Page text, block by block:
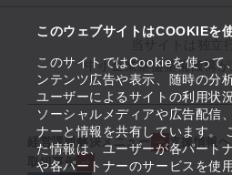
このウェブサイトはCOOKIEを
このサイトではCookieを使って
ンテンツ広告や表示、随時の分
ユーザーによるサイトの利用状
ソーシャルメディアや広告配信
ナーと情報を共有しています。
た情報は、ユーザーが各パート
や各パートナーのサービスを使
中小企業基盤整備機構
経営課題解決メニュー 支援情報
取組事例